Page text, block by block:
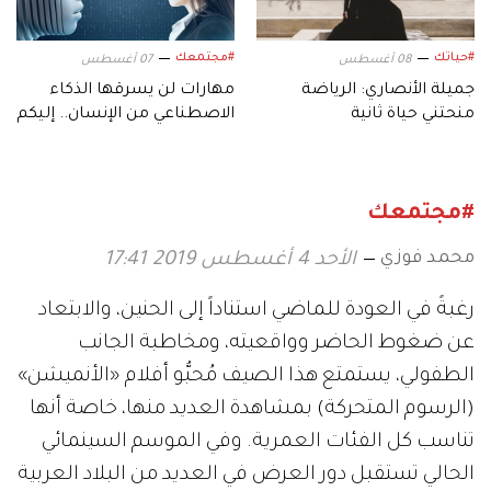
#حياتك 08 أغسطس
جميلة الأنصاري: الرياضة
منحتني حياة ثانية
#مجتمعك 07 أغسطس
مهارات لن يسرقها الذكاء
الاصطناعي من الإنسان.. إليكم
#مجتمعك
محمد فوزي الأحد 4 أغسطس 2019 17:41
رغبةً في العودة للماضي استناداً إلى الحنين، والابتعاد
عن ضغوط الحاضر وواقعيته، ومخاطبة الجانب
الطفولي، يستمتع هذا الصيف مُحبُّو أفلام «الأنميشن»
(الرسوم المتحركة) بمشاهدة العديد منها، خاصة أنها
تناسب كل الفئات العمرية. وفي الموسم السينمائي
الحالي تستقبل دور العرض في العديد من البلاد العربية